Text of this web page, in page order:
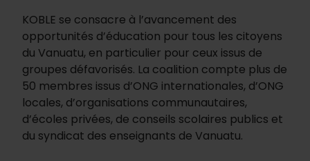
KOBLE se consacre à l’avancement des
opportunités d’éducation pour tous les citoyens
du Vanuatu, en particulier pour ceux issus de
groupes défavorisés. La coalition compte plus de
50 membres issus d’ONG internationales, d’ONG
locales, d’organisations communautaires,
d’écoles privées, de conseils scolaires publics et
du syndicat des enseignants de Vanuatu.